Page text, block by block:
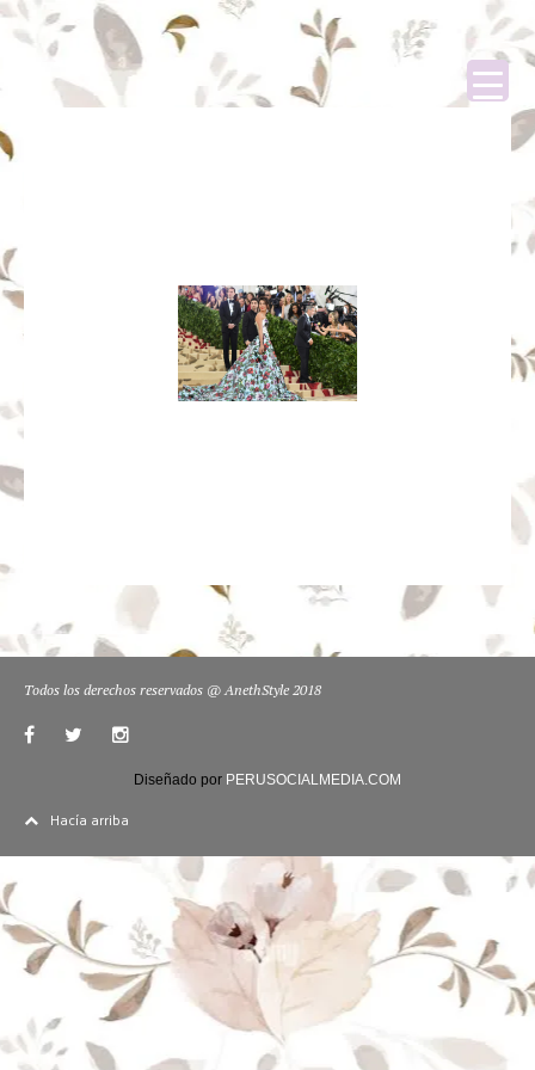
Todos los derechos reservados @ AnethStyle 2018
Diseñado por PERUSOCIALMEDIA.COM
Hacía arriba